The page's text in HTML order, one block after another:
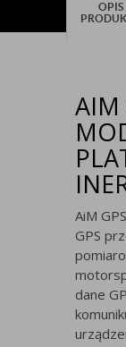
OPIS
AIM
AiM
GPS
dane